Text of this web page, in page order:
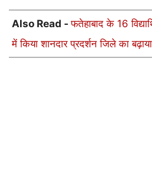
Also Read -फतेहाबाद के 16
में किया शानदार प्रदर्शन जिले का